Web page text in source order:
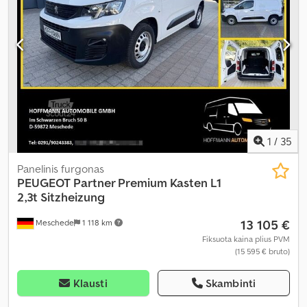
centrinis užraktas, elektroninė stabilumo programa (ESP),
imobilaizerio sistema, kruizo kontrolė, navigacijos sistema, oro
kondicionavimas, oro pagalvė, priešrūkiniai žibintai, statymo
jutikliai, stumdomos durys, suodžių filtras, sėdynės šildytuvas,
trauki kontrolė, vairo stiprintuvas,
1 / 35
Meschede 1 118 km
Panelinis furgonas
PEUGEOT Partner Premium Kasten L1
2,3t Sitzheizung
13 105 €
Fiksuota kaina plius PVM
(15 595 € bruto)
Klausti Skambinti